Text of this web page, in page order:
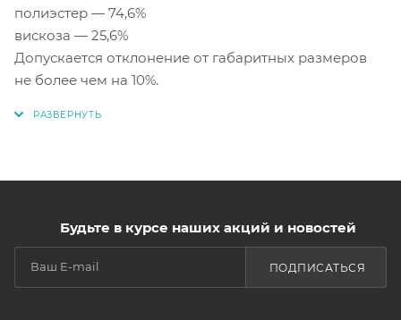
полиэстер — 74,6%
вискоза — 25,6%
Допускается отклонение от габаритных размеров
не более чем на 10%.
Будьте в курсе наших акций и новостей
ПОДПИСАТЬСЯ